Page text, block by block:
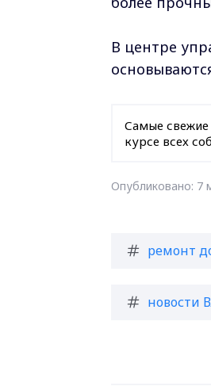
В центре
Самые свежие
курсе всех
Опубликовано: 7
ремонт
новости